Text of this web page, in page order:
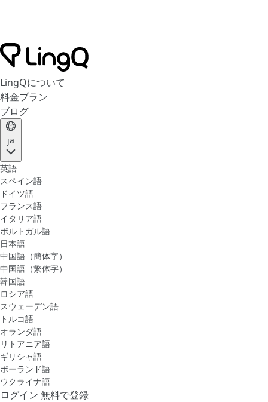
LingQについて
料金プラン
ブログ
ja
英語
スペイン語
ドイツ語
フランス語
イタリア語
ポルトガル語
日本語
中国語（簡体字）
中国語（繁体字）
韓国語
ロシア語
スウェーデン語
トルコ語
オランダ語
リトアニア語
ギリシャ語
ポーランド語
ウクライナ語
ログイン 無料で登録